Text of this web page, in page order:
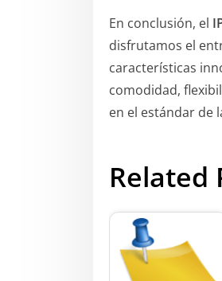
En conclusión, el
disfrutamos el
características
comodidad,
en el estándar de
Related